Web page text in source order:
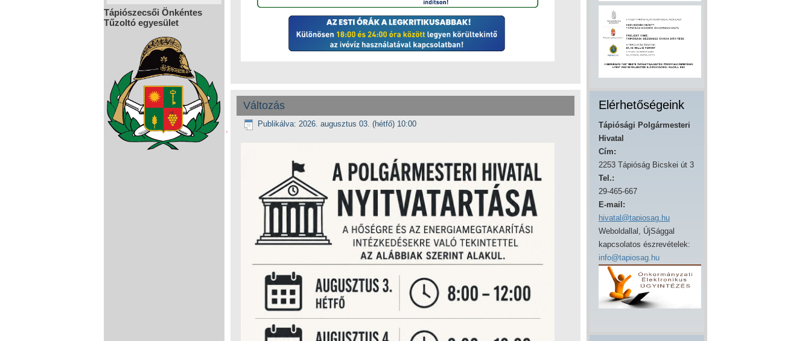
Tápiószecsői Önkéntes
Tűzoltó egyesület
Változás
Publikálva: 2026. augusztus 03. (hétfő) 10:00
Elérhetőségeink
Tápiósági Polgármesteri
Hivatal
Cím:
2253 Tápióság Bicskei út 3
Tel.:
29-465-667
E-mail:
hivatal@tapiosag.hu
Weboldallal, ÚjSággal
kapcsolatos észrevételek:
info@tapiosag.hu